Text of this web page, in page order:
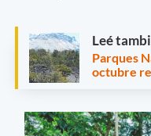
Leé
Parques
octubre